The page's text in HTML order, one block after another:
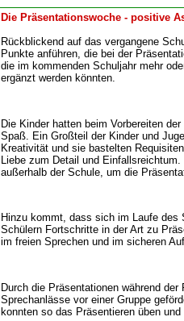
Die Präsentationswoche - positive
Rückblickend auf das vergangene
Punkte anführen, die bei der
die im kommenden Schuljahr mehr
ergänzt werden könnten.
Die Kinder hatten beim Vorbereiten
Spaß. Ein Großteil der Kinder und
Kreativität und sie bastelten
Liebe zum Detail und
außerhalb der Schule, um die
Hinzu kommt, dass sich im Laufe des
Schülern Fortschritte in der Art zu
im freien Sprechen und im sicheren
Durch die Präsentationen während
Sprechanlässe vor einer Gruppe
konnten so das Präsentieren üben